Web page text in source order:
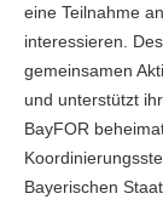
eine Teilnahme
interessieren.
gemeinsamen
und unterstützt
BayFOR
Bayerischen